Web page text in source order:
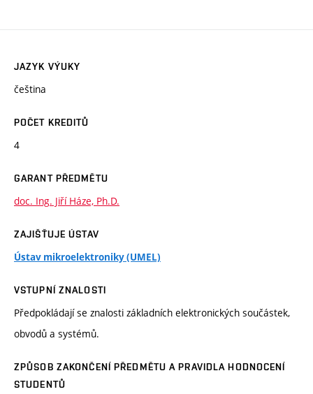
JAZYK VÝUKY
čeština
POČET KREDITŮ
4
GARANT PŘEDMĚTU
doc. Ing. Jiří Háze, Ph.D.
ZAJIŠŤUJE ÚSTAV
Ústav mikroelektroniky (UMEL)
VSTUPNÍ ZNALOSTI
Předpokládají se znalosti základních elektronických součástek,
obvodů a systémů.
ZPŮSOB ZAKONČENÍ PŘEDMĚTU A PRAVIDLA HODNOCENÍ
STUDENTŮ